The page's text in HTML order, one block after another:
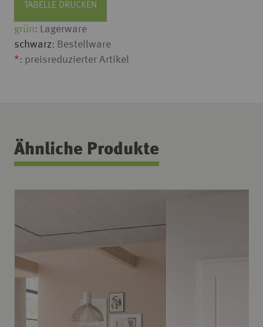
TABELLE DRUCKEN
grün: Lagerware
schwarz: Bestellware
*: preisreduzierter Artikel
Ähnliche Produkte